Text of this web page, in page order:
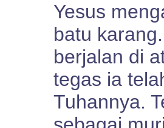
Yesus
batu
berjalan di
tegas ia
Tuhannya.